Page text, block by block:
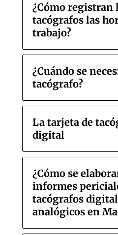
¿Cómo registran
tacógrafos las
trabajo?
¿Cuándo se
tacógrafo?
La tarjeta de
digital
¿Cómo se
informes
tacógrafos
analógicos en